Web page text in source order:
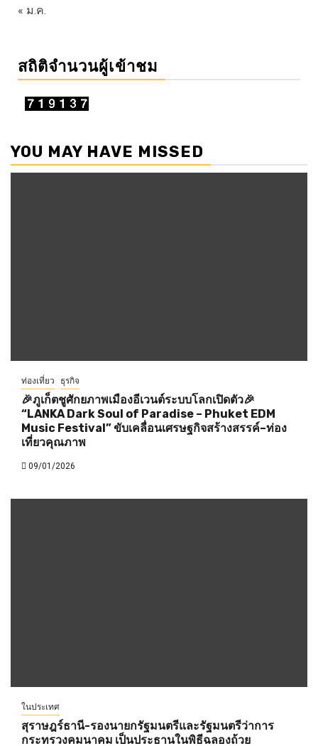
« ม.ค.
สถิติจำนวนผู้เข้าชม
YOU MAY HAVE MISSED
ท่องเที่ยว ธุรกิจ
🎉ภูเก็ตชูศักยภาพเมืองอีเวนต์ระบบโลกเปิดตัว🎉
“LANKA Dark Soul of Paradise – Phuket EDM
Music Festival” ขับเคลื่อนเศรษฐกิจสร้างสรรค์–ท่อง
เที่ยวคุณภาพ
09/01/2026
ในประเทศ
สุราษฎร์ธานี-รองนายกรัฐมนตรีและรัฐมนตรีว่าการ
กระทรวงคมนาคม เป็นประธานในพิธีฉลองถ้วย